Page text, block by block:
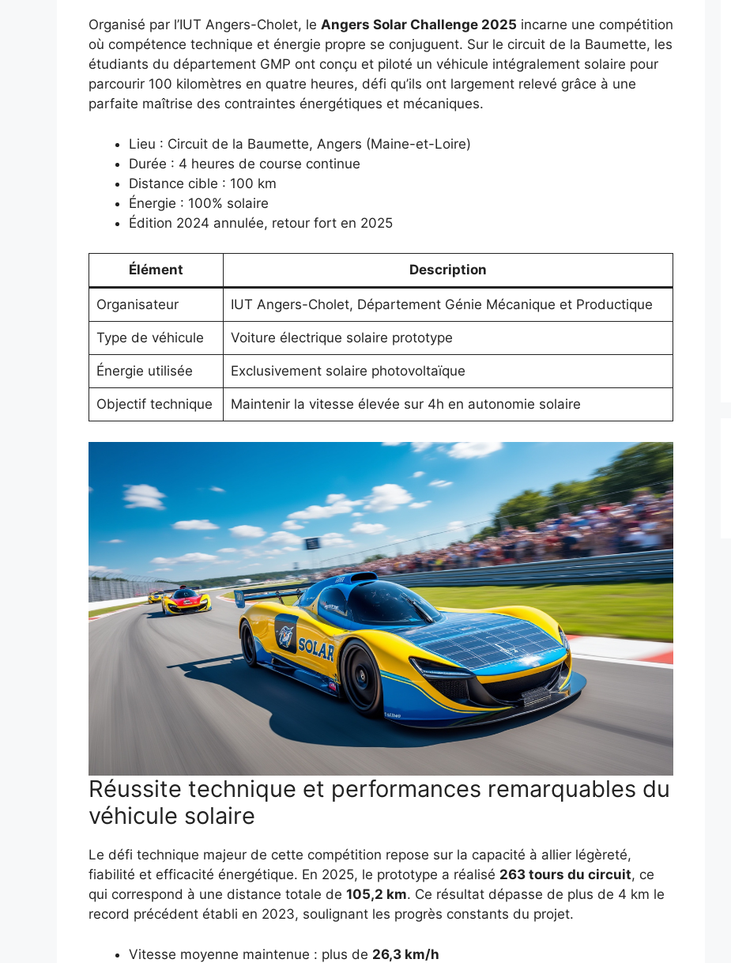
Organisé par l’IUT Angers-Cholet, le Angers Solar Challenge 2025 incarne une compétition
où compétence technique et énergie propre se conjuguent. Sur le circuit de la Baumette, les
étudiants du département GMP ont conçu et piloté un véhicule intégralement solaire pour
parcourir 100 kilomètres en quatre heures, défi qu’ils ont largement relevé grâce à une
parfaite maîtrise des contraintes énergétiques et mécaniques.
Lieu : Circuit de la Baumette, Angers (Maine-et-Loire)
Durée : 4 heures de course continue
Distance cible : 100 km
Énergie : 100% solaire
Édition 2024 annulée, retour fort en 2025
Élément Description
Organisateur IUT Angers-Cholet, Département Génie Mécanique et Productique
Type de véhicule Voiture électrique solaire prototype
Énergie utilisée Exclusivement solaire photovoltaïque
Objectif technique Maintenir la vitesse élevée sur 4h en autonomie solaire
Réussite technique et performances remarquables du
véhicule solaire
Le défi technique majeur de cette compétition repose sur la capacité à allier légèreté,
fiabilité et efficacité énergétique. En 2025, le prototype a réalisé 263 tours du circuit, ce
qui correspond à une distance totale de 105,2 km. Ce résultat dépasse de plus de 4 km le
record précédent établi en 2023, soulignant les progrès constants du projet.
Vitesse moyenne maintenue : plus de 26,3 km/h